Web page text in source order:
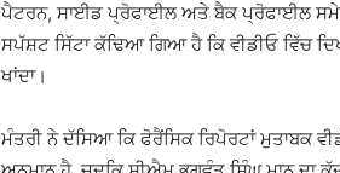
ਪੈਟਰਨ, ਸਾਈਡ ਪ੍ਰੋਫਾਈਲ ਅਤੇ ਬੈਕ ਪ੍ਰੋਫਾਈਲ
ਸਪੱਸ਼ਟ ਸਿੱਟਾ ਕੱਢਿਆ ਗਿਆ ਹੈ ਕਿ ਵੀਡੀਓ ਵਿੱਚ
ਖਾਂਦਾ।
ਮੰਤਰੀ ਨੇ ਦੱਸਿਆ ਕਿ ਫੋਰੈਂਸਿਕ ਰਿਪੋਰਟਾਂ ਮੁਤਾਬਕ